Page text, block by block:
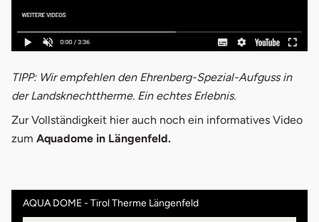
TIPP: Wir empfehlen den Ehrenberg-Spezial-Aufguss in
der Landsknechttherme. Ein echtes Erlebnis.
Zur Vollständigkeit hier auch noch ein informatives Video
zum Aquadome in Längenfeld.
AQUA DOME - Tirol Therme Längenfeld